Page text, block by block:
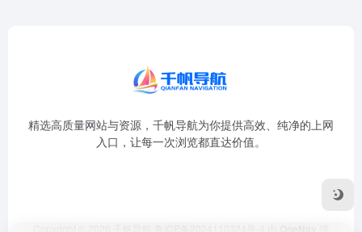
精选高质量网站与资源，千帆导航为你提供高效、纯净的上网
入口，让每一次浏览都直达价值。